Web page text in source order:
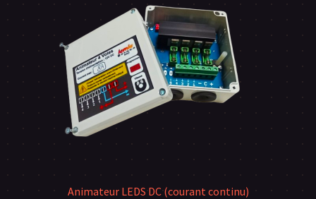
Animateur LEDS DC (courant continu)